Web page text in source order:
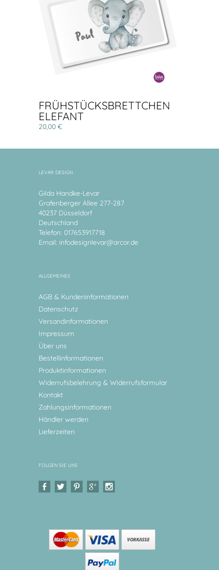
FRÜHSTÜCKSBRETTCHEN
ELEFANT
20,00 €
LEVAR DESIGN
Gilda Handke-Levar
Grafenberger Allee 277-287
40237 Düsseldorf
Deutschland
Telefon: 017653917718
Email: infodesignlevar@arcor.de
ALLGEMEINES
AGB & Kundeninformationen
Datenschutz
Versandinformationen
Impressum
Über uns
Bestellinformationen
Produktinformationen
Widerrufsbelehrung & Widerrufsformular
Kontakt
Zahlungsinformationen
Händler werden
Lieferzeiten
FOLGEN SIE UNS